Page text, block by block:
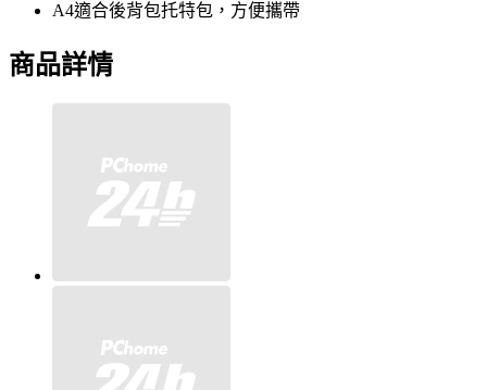
A4適合後背包托特包，方便攜帶
商品詳情